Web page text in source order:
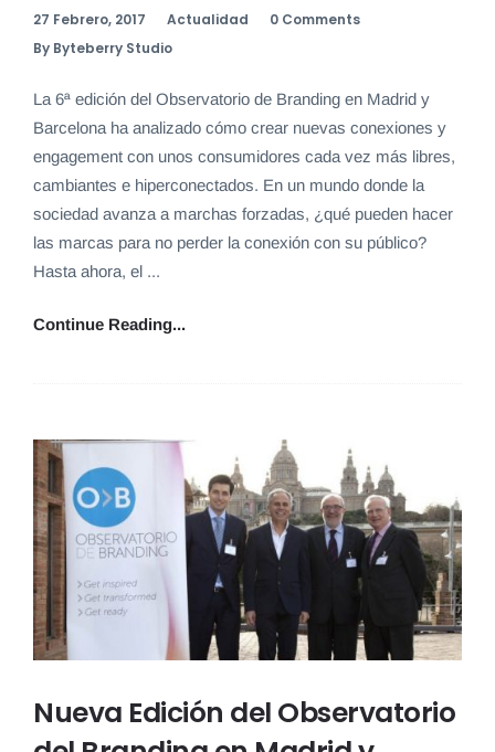
27 Febrero, 2017 Actualidad
0 Comments
By Byteberry Studio
La 6ª edición del Observatorio de Branding en Madrid y
Barcelona ha analizado cómo crear nuevas conexiones y
engagement con unos consumidores cada vez más libres,
cambiantes e hiperconectados. En un mundo donde la
sociedad avanza a marchas forzadas, ¿qué pueden hacer
las marcas para no perder la conexión con su público?
Hasta ahora, el ...
Continue Reading...
Nueva Edición del Observatorio